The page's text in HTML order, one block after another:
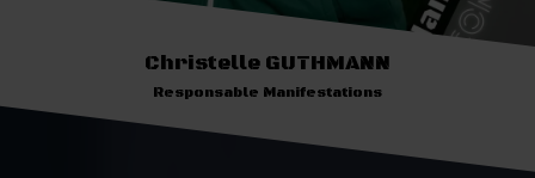
Christelle GUTHMANN
Responsable Manifestations